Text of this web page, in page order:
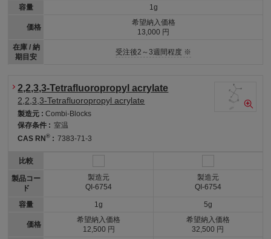
容量
価格
在庫 / 納
期目安
1g
希望納入価格
13,000 円
受注後2～3週間程度 ※
2,2,3,3-Tetrafluoropropyl acrylate
2,2,3,3-Tetrafluoropropyl acrylate
製造元 :Combi-Blocks
保存条件 : 室温
CAS RN® : 7383-71-3
比較
製品コー
ド
容量
価格
製造元
QI-6754
1g
希望納入価格
12,500 円
製造元
QI-6754
5g
希望納入価格
32,500 円